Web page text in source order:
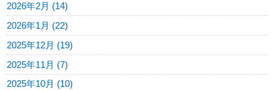
2026年2月 (14)
2026年1月 (22)
2025年12月 (19)
2025年11月 (7)
2025年10月 (10)